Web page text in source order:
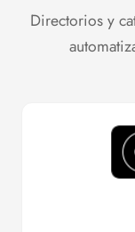
Directorios y